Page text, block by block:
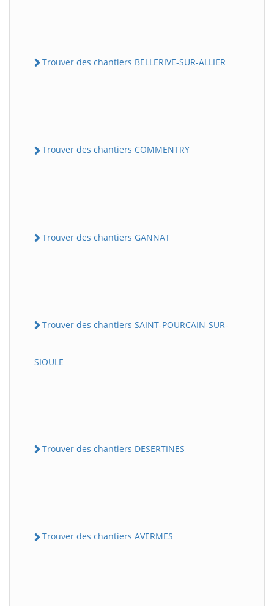
Trouver des chantiers BELLERIVE-SUR-ALLIER
Trouver des chantiers COMMENTRY
Trouver des chantiers GANNAT
Trouver des chantiers SAINT-POURCAIN-SUR-
SIOULE
Trouver des chantiers DESERTINES
Trouver des chantiers AVERMES